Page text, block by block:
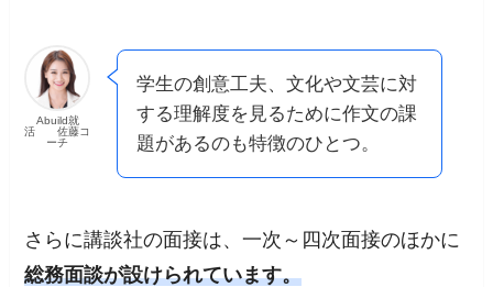
Abuild就
活 佐藤コ
ーチ
学生の創意工夫、文化や文芸に対
する理解度を見るために作文の課
題があるのも特徴のひとつ。
さらに講談社の面接は、一次～四次面接のほかに
総務面談が設けられています。